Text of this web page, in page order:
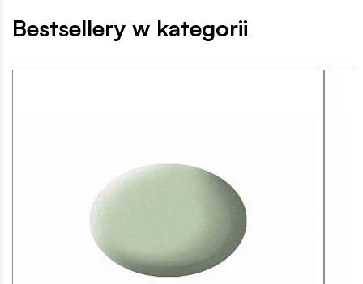
Bestsellery w kategorii